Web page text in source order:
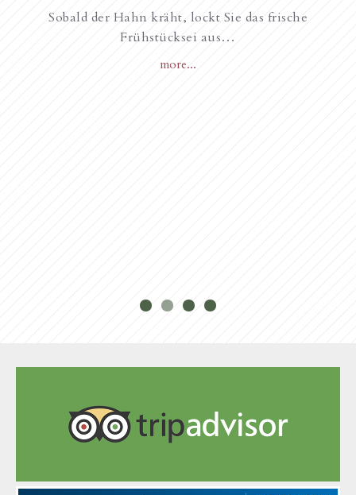
unseren Gästen, Frohe
Weihnachten
Sobald der Hahn kräht, lockt Sie das frische
Frühstücksei aus…
more...
2017